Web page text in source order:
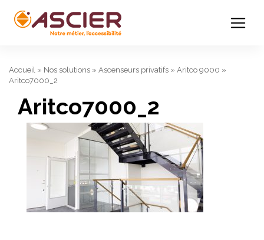
Accueil » Nos solutions » Ascenseurs privatifs » Aritco 9000 »
Aritco7000_2
Aritco7000_2